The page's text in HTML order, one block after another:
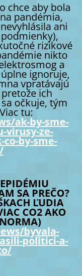
chce aby bola
pandémia,
ani
rizikové
nikto
a
ignoruje,
vpratávajú
ich
očkuje, tým
tu:
ak-by-sme-
virusy-ze-
by-sme-
SA PREČO?
ĽUDIA
CO2 AKO
byvala-
politici-a-